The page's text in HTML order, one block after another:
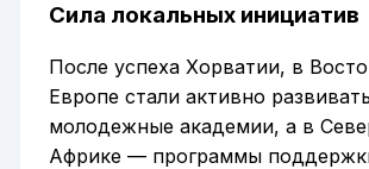
Сила локальных инициатив
После успеха Хорватии, в
Европе стали активно
молодежные академии, а в
Африке — программы